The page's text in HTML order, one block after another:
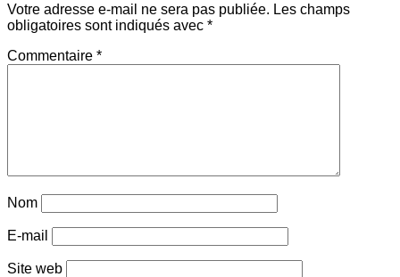
Votre adresse e-mail ne sera pas publiée. Les champs
obligatoires sont indiqués avec *
Commentaire *
Nom
E-mail
Site web